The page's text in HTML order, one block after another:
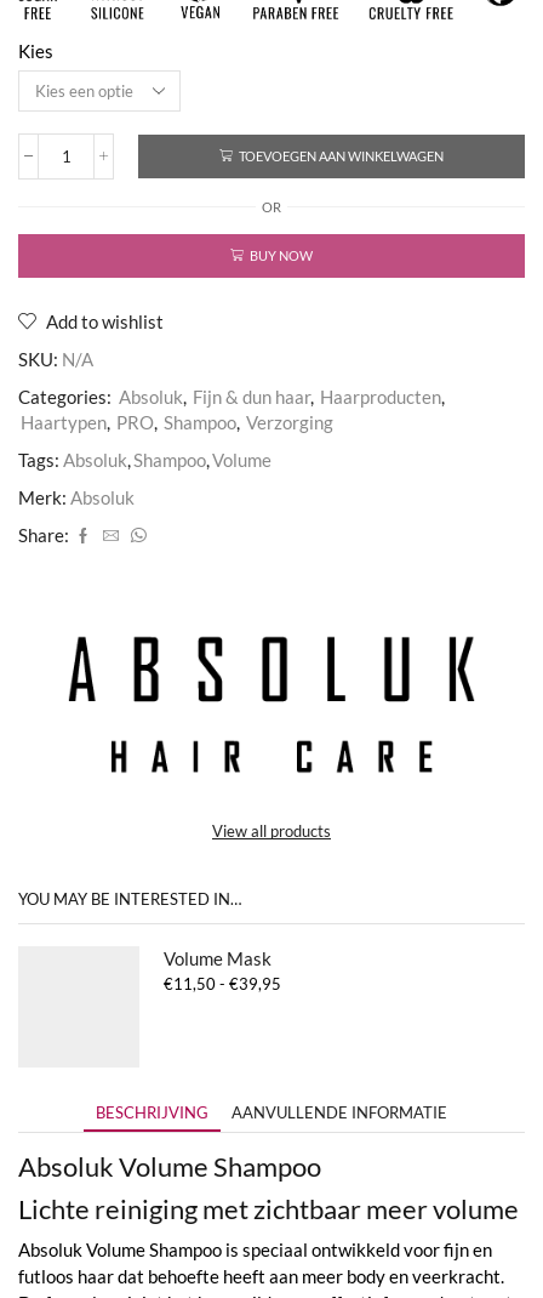
Kies
Volume
TOEVOEGEN AAN WINKELWAGEN
OR
BUY NOW
Add to wishlist
SKU: N/A
Categories: Absoluk Fijn & dun haar, Haarproducten
Haartypen PRO Shampoo Verzorging
Tags: Absoluk Shampoo Volume
Merk: Absoluk
Share:
View all products
YOU MAY BE INTERESTED IN…
Volume Mask
€11,50- €39,95
BESCHRIJVING AANVULLENDE INFORMATIE
Absoluk Volume Shampoo
Lichte reiniging met zichtbaar meer volume
Absoluk Volume Shampoo is speciaal ontwikkeld voor fijn en
futloos haar dat behoefte heeft aan meer body en veerkracht.